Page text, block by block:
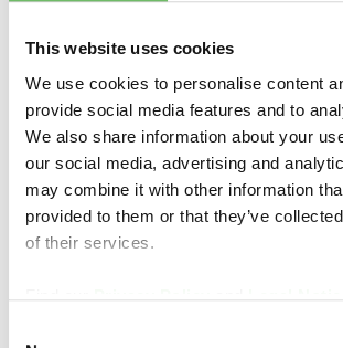
This website uses cookies
We use cookies to personalise content
provide social media features and to
We also share information about your
our social media, advertising and
may combine it with other information
provided to them or that they’ve
of their services.
Find ourPrivacy PolicyandLegal
Osmo Nederland BV
Schinkeldijkje 16 L
1432 CE Aalsmeer
Nederland